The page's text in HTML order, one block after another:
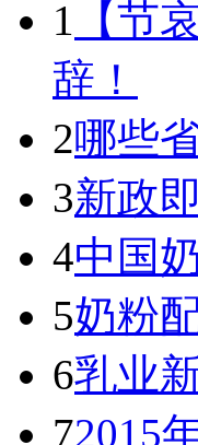
1 【节
辞！
2哪些
3新政
4中国
5奶粉
6乳业
72015